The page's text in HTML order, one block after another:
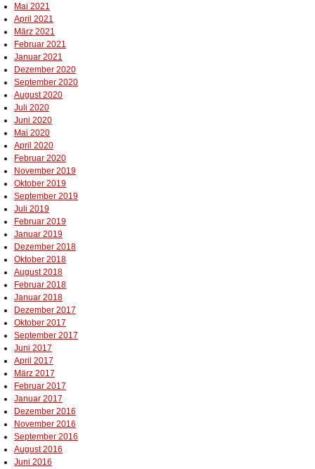
Mai 2021
April 2021
März 2021
Februar 2021
Januar 2021
Dezember 2020
September 2020
August 2020
Juli 2020
Juni 2020
Mai 2020
April 2020
Februar 2020
November 2019
Oktober 2019
September 2019
Juli 2019
Februar 2019
Januar 2019
Dezember 2018
Oktober 2018
August 2018
Februar 2018
Januar 2018
Dezember 2017
Oktober 2017
September 2017
Juni 2017
April 2017
März 2017
Februar 2017
Januar 2017
Dezember 2016
November 2016
September 2016
August 2016
Juni 2016